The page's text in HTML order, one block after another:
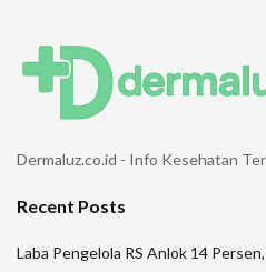
Dermaluz.co.id - Info Kesehatan
Recent Posts
Laba Pengelola RS Anlok 14